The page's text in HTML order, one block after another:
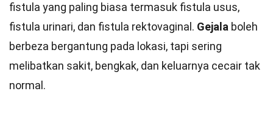
fistula yang paling biasa termasuk fistula usus,
fistula urinari, dan fistula rektovaginal. Gejala boleh
berbeza bergantung pada lokasi, tapi sering
melibatkan sakit, bengkak, dan keluarnya cecair tak
normal.